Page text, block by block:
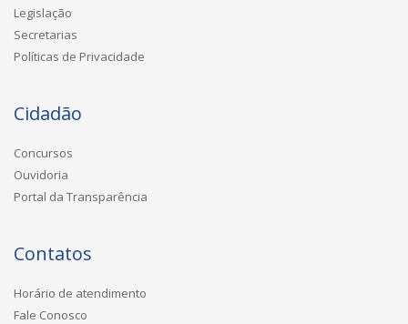
Legislação
Secretarias
Políticas de Privacidade
Cidadão
Concursos
Ouvidoria
Portal da Transparência
Contatos
Horário de atendimento
Fale Conosco